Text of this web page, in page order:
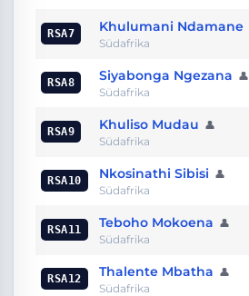
RSA7 Khulumani Ndamane
Südafrika
RSA8 Siyabonga Ngezana 👤
Südafrika
RSA9 Khuliso Mudau 👤
Südafrika
RSA10 Nkosinathi Sibisi 👤
Südafrika
RSA11 Teboho Mokoena 👤
Südafrika
RSA12 Thalente Mbatha 👤
Südafrika